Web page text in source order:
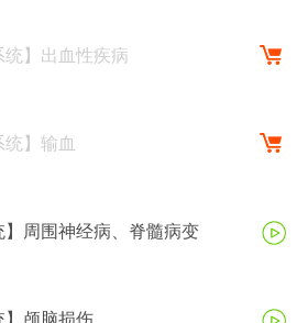
统】出血性疾病
统】输血
】周围神经病、脊髓病变
】颅脑损伤